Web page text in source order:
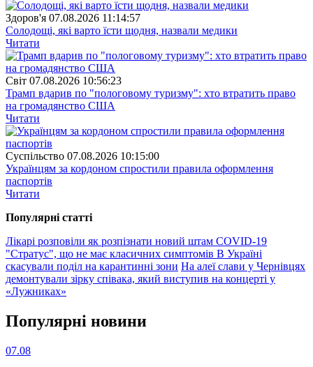
Здоров'я 07.08.2026 11:14:57
Солодощі, які варто їсти щодня, назвали медики
Читати
Свiт 07.08.2026 10:56:23
Трамп вдарив по "пологовому туризму": хто втратить право
на громадянство США
Читати
Суспiльство 07.08.2026 10:15:00
Українцям за кордоном спростили правила оформлення
паспортів
Читати
Популярнi статтi
Лікарі розповіли як розпізнати новий штам COVID-19
"Стратус", що не має класичних симптомів В Україні
скасували поділ на карантинні зони На алеї слави у Чернівцях
демонтували зірку співака, який виступив на концерті у
«Лужниках»
Популярнi новини
07.08